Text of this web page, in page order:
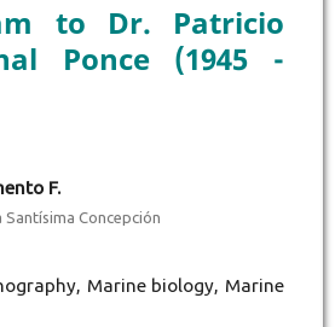
to Dr. Patricio
Ponce (1945 -
F.
Concepción
Marine biology, Marine